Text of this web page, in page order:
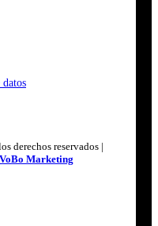
derechos reservados |
VoBo Marketing